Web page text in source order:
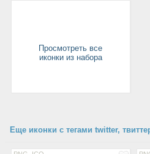
Просмотреть все
иконки из набора
Еще иконки с тегами twitter,